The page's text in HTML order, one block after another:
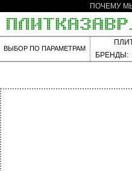
ПОЧЕМУ
ВЫБОР ПО ПАРАМЕТРАМ
БРЕНДЫ: